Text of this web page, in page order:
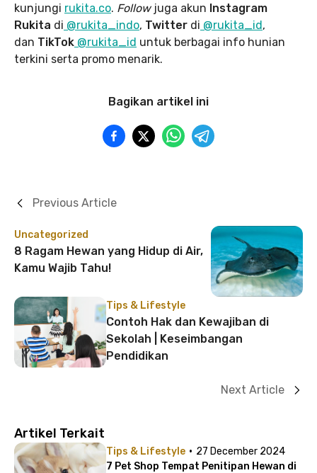
kunjungi rukita.co. Followjuga akun Instagram
Rukita di @rukita_indo, Twitter di @rukita_id,
dan TikTok @rukita_id untuk berbagai info hunian
terkini serta promo menarik.
Bagikan artikel ini
Uncategorized
8 Ragam Hewan yang Hidup di Air,
Kamu Wajib Tahu!
Previous Article
Tips & Lifestyle
Contoh Hak dan Kewajiban di
Sekolah | Keseimbangan
Pendidikan
Next Article
Artikel Terkait
Tips & Lifestyle · 27 December 2024
7 Pet Shop Tempat Penitipan Hewan di